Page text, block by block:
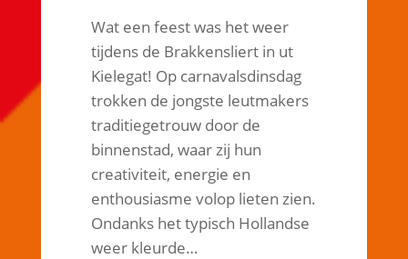
Wat een feest was het weer
tijdens de Brakkensliert in ut
Kielegat! Op carnavalsdinsdag
trokken de jongste leutmakers
traditiegetrouw door de
binnenstad, waar zij hun
creativiteit, energie en
enthousiasme volop lieten zien.
Ondanks het typisch Hollandse
weer kleurde…